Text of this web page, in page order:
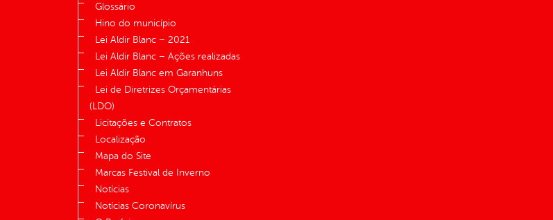
Glossário
Hino do município
Lei Aldir Blanc – 2021
Lei Aldir Blanc – Ações realizadas
Lei Aldir Blanc em Garanhuns
Lei de Diretrizes Orçamentárias
(LDO)
Licitações e Contratos
Localização
Mapa do Site
Marcas Festival de Inverno
Notícias
Notícias Coronavírus